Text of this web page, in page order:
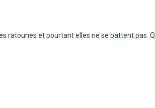
ratounes et pourtant elles ne se battent pas